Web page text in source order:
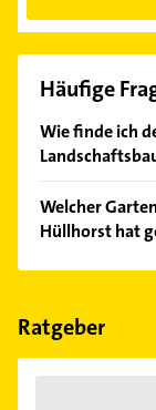
Häufige
Wie finde ich
Empfehlungen.
einfach nach
Welcher
Hüllhorst hat
Im Anbieter-
Feiertagen
Ratgeber